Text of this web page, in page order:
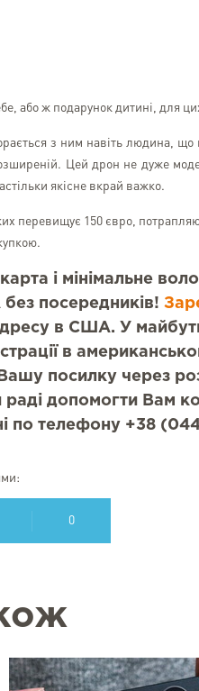
або ж подарунок дитині, для
з ним навіть людина, що
Цей дрон не дуже
якісне вкрай важко.
перевищує 150 євро,
і мінімальне
посередників!
в США. У
в
посилку через
допомогти Вам
по телефону +38
0